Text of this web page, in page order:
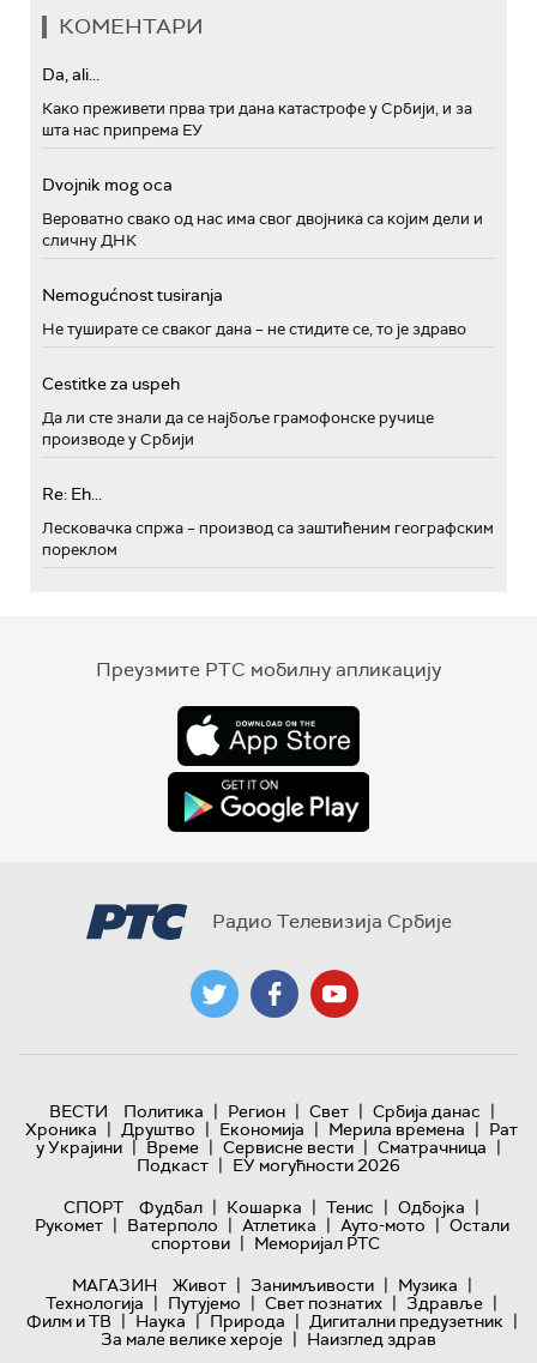
КОМЕНТАРИ
Da, ali...
Како преживети прва три дана катастрофе у Србији, и за
шта нас припрема ЕУ
Dvojnik mog oca
Вероватно свако од нас има свог двојника са којим дели и
сличну ДНК
Nemogućnost tusiranja
Не туширате се сваког дана – не стидите се, то је здраво
Cestitke za uspeh
Да ли сте знали да се најбоље грамофонске ручице
производе у Србији
Re: Eh...
Лесковачка спржа – производ са заштићеним географским
пореклом
Преузмите РТС мобилну апликацију
Радио Телевизија Србије
ВЕСТИ Политика | Регион | Свет | Србија данас |
Хроника | Друштво | Економија | Мерила времена | Рат
у Украјини | Време | Сервисне вести | Сматрачница |
Подкаст | ЕУ могућности 2026
СПОРТ
Фудбал | Кошарка | Тенис | Одбојка |
Рукомет | Ватерполо | Атлетика | Ауто-мото | Остали
спортови | Меморијал РТС
МАГАЗИН
Живот | Занимљивости | Музика |
Технологијa | Путујемо | Свет познатих | Здравље |
Филм и ТВ | Наука | Природа | Дигитални предузетник |
За мале велике хероје | Наизглед здрав